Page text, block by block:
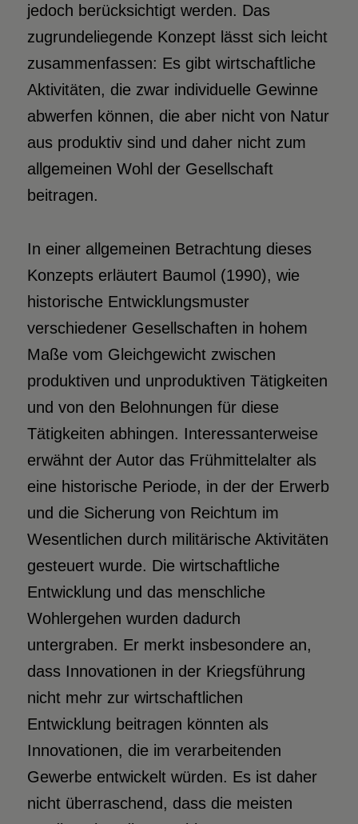
jedoch berücksichtigt werden. Das
zugrundeliegende Konzept lässt sich leicht
zusammenfassen: Es gibt wirtschaftliche
Aktivitäten, die zwar individuelle Gewinne
abwerfen können, die aber nicht von Natur
aus produktiv sind und daher nicht zum
allgemeinen Wohl der Gesellschaft
beitragen.
In einer allgemeinen Betrachtung dieses
Konzepts erläutert Baumol (1990), wie
historische Entwicklungsmuster
verschiedener Gesellschaften in hohem
Maße vom Gleichgewicht zwischen
produktiven und unproduktiven Tätigkeiten
und von den Belohnungen für diese
Tätigkeiten abhingen. Interessanterweise
erwähnt der Autor das Frühmittelalter als
eine historische Periode, in der der Erwerb
und die Sicherung von Reichtum im
Wesentlichen durch militärische Aktivitäten
gesteuert wurde. Die wirtschaftliche
Entwicklung und das menschliche
Wohlergehen wurden dadurch
untergraben. Er merkt insbesondere an,
dass Innovationen in der Kriegsführung
nicht mehr zur wirtschaftlichen
Entwicklung beitragen könnten als
Innovationen, die im verarbeitenden
Gewerbe entwickelt würden. Es ist daher
nicht überraschend, dass die meisten